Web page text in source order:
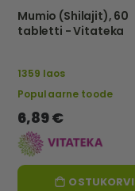
Mumio (Shilajit), 60
tabletti - Vitateka
1359 laos
Populaarne toode
6,89 €
OSTUKORVI